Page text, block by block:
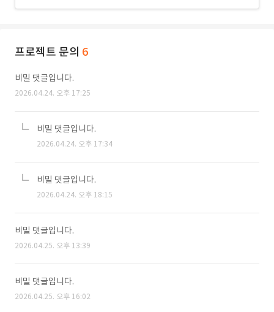
프로젝트 문의 6
비밀 댓글입니다.
2026.04.24. 오후 17:25
비밀 댓글입니다.
2026.04.24. 오후 17:34
비밀 댓글입니다.
2026.04.24. 오후 18:15
비밀 댓글입니다.
2026.04.25. 오후 13:39
비밀 댓글입니다.
2026.04.25. 오후 16:02